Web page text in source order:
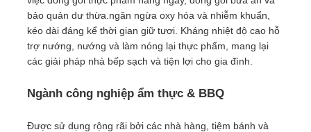
bảo quản dư thừa.ngăn ngừa oxy hóa và nhiễm khuẩn,
kéo dài đáng kể thời gian giữ tươi. Kháng nhiệt độ cao hỗ
trợ nướng, nướng và làm nóng lại thực phẩm, mang lại
các giải pháp nhà bếp sạch và tiện lợi cho gia đình.
Ngành công nghiệp ẩm thực & BBQ
Được sử dụng rộng rãi bởi các nhà hàng, tiệm bánh và